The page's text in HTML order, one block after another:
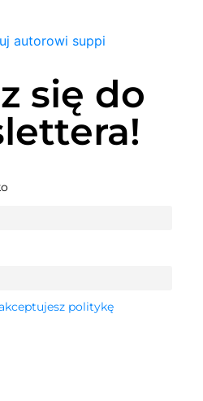
się do
politykę